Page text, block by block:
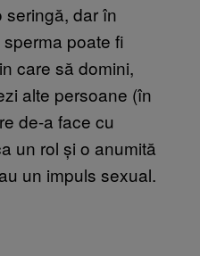
seringă, dar în
poate fi
care să domini,
alte persoane (în
de-a face cu
un rol și o anumită
un impuls sexual.